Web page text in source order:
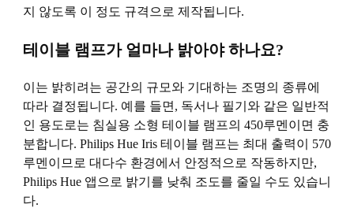
지 않도록 이 정도 규격으로 제작됩니다.
테이블 램프가 얼마나 밝아야 하나요?
이는 밝히려는 공간의 규모와 기대하는 조명의 종류에
따라 결정됩니다. 예를 들면, 독서나 필기와 같은 일반적
인 용도로는 침실용 소형 테이블 램프의 450루멘이면 충
분합니다. Philips Hue Iris 테이블 램프는 최대 출력이 570
루멘이므로 대다수 환경에서 안정적으로 작동하지만,
Philips Hue 앱으로 밝기를 낮춰 조도를 줄일 수도 있습니
다.